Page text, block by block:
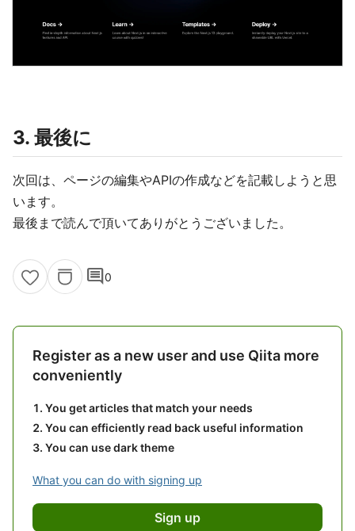
3. 最後に
次回は、ページの編集やAPIの作成などを記載しようと思
います。
最後まで読んで頂いてありがとうございました。
comment0
Register as a new user and use Qiita more
conveniently
You get articles that match your needs
You can efficiently read back useful information
You can use dark theme
What you can do with signing up
Sign up